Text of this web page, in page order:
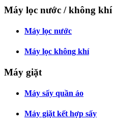
Máy lọc nước / không khí
Máy lọc nước
Máy lọc không khí
Máy giặt
Máy sấy quần áo
Máy giặt kết hợp sấy